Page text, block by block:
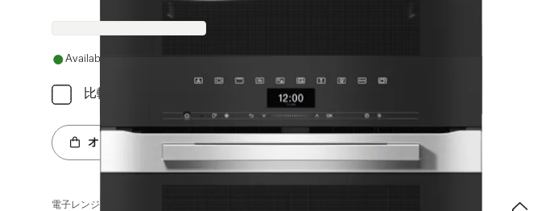
Available
比較
オンラインショップへ
電子レンジ機能付オーブン